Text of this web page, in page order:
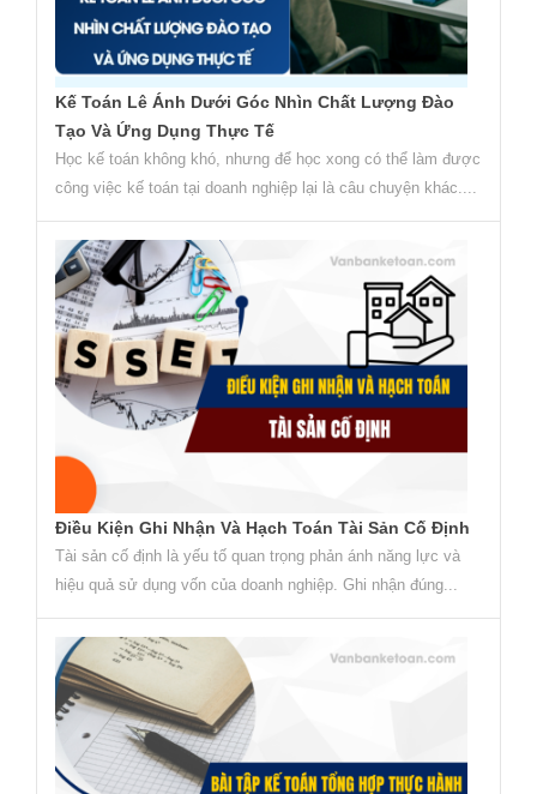
Kế Toán Lê Ánh Dưới Góc Nhìn Chất Lượng Đào
Tạo Và Ứng Dụng Thực Tế
Học kế toán không khó, nhưng để học xong có thể làm được
công việc kế toán tại doanh nghiệp lại là câu chuyện khác....
Điều Kiện Ghi Nhận Và Hạch Toán Tài Sản Cố Định
Tài sản cố định là yếu tố quan trọng phản ánh năng lực và
hiệu quả sử dụng vốn của doanh nghiệp. Ghi nhận đúng...